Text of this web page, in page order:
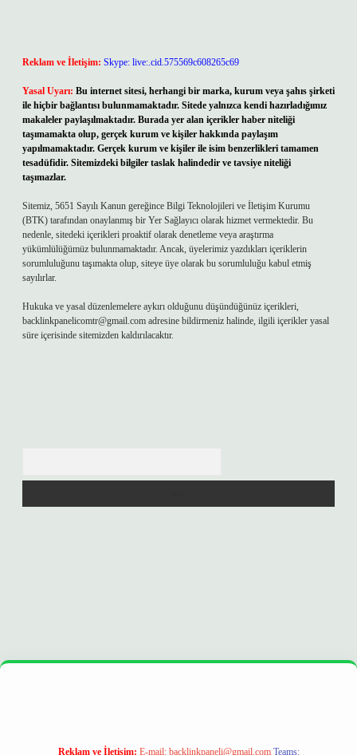
Reklam ve İletişim: Skype: live:.cid.575569c608265c69
Yasal Uyarı: Bu internet sitesi, herhangi bir marka, kurum veya şahıs şirketi
ile hiçbir bağlantısı bulunmamaktadır. Sitede yalnızca kendi hazırladığımız
makaleler paylaşılmaktadır. Burada yer alan içerikler haber niteliği
taşımamakta olup, gerçek kurum ve kişiler hakkında paylaşım
yapılmamaktadır. Gerçek kurum ve kişiler ile isim benzerlikleri tamamen
tesadüfidir. Sitemizdeki bilgiler taslak halindedir ve tavsiye niteliği
taşımazlar.
Sitemiz, 5651 Sayılı Kanun gereğince Bilgi Teknolojileri ve İletişim Kurumu
(BTK) tarafından onaylanmış bir Yer Sağlayıcı olarak hizmet vermektedir. Bu
nedenle, sitedeki içerikleri proaktif olarak denetleme veya araştırma
yükümlülüğümüz bulunmamaktadır. Ancak, üyelerimiz yazdıkları içeriklerin
sorumluluğunu taşımakta olup, siteye üye olarak bu sorumluluğu kabul etmiş
sayılırlar.
Hukuka ve yasal düzenlemelere aykırı olduğunu düşündüğünüz içerikleri,
backlinkpanelicomtr@gmail.com adresine bildirmeniz halinde, ilgili içerikler yasal
süre içerisinde sitemizden kaldırılacaktır.
betilbetgir.netbetexperhttps://betexpergir.net/
Reklam ve İletişim: E-mail: backlinkpaneli@gmail.com Teams: